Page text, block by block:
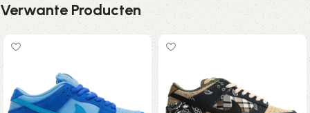
Verwante Producten